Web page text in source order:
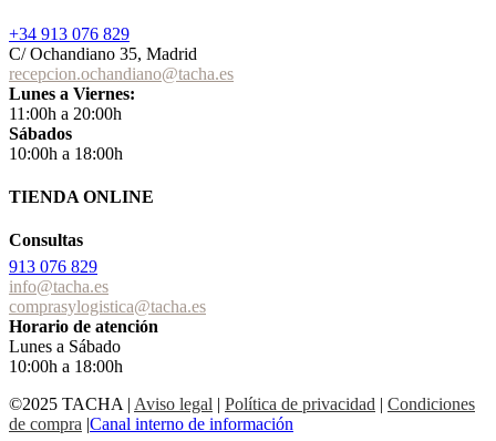
+34 913 076 829
C/ Ochandiano 35, Madrid
recepcion.ochandiano@tacha.es
Lunes a Viernes:
11:00h a 20:00h
Sábados
10:00h a 18:00h
TIENDA ONLINE
Consultas
913 076 829
info@tacha.es
comprasylogistica@tacha.es
Horario de atención
Lunes a Sábado
10:00h a 18:00h
©2025 TACHA | Aviso legal | Política de privacidad | Condiciones
de compra |Canal interno de información